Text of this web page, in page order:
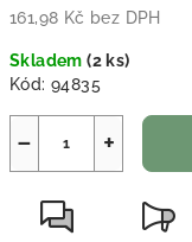
161,98 Kč bez DPH
Skladem(2 ks)
Kód: 94835
+
−